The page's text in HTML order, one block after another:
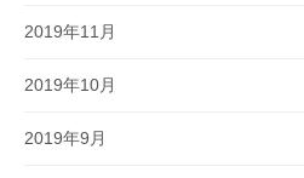
2019年11月
2019年10月
2019年9月